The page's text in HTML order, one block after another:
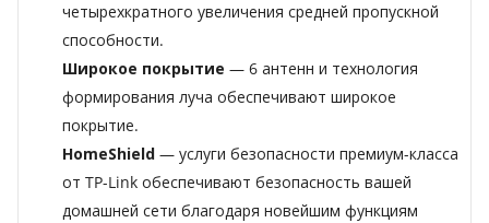
четырехкратного увеличения средней пропускной
способности.
Широкое покрытие — 6 антенн и технология
формирования луча обеспечивают широкое
покрытие.
HomeShield — услуги безопасности премиум-класса
от TP-Link обеспечивают безопасность вашей
домашней сети благодаря новейшим функциям